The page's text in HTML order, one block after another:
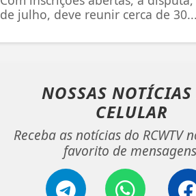
de julho, deve reunir cerca de 30...
NOSSAS NOTÍCIAS
CELULAR
Receba as notícias do RCWTV
favorito de